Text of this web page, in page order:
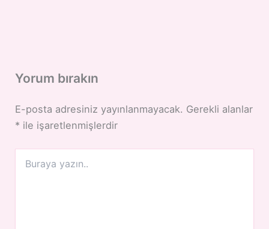
Yorum bırakın
E-posta adresiniz yayınlanmayacak. Gerekli alanlar
* ile işaretlenmişlerdir
yazın..